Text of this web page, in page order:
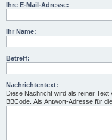
Ihre E-Mail-Adresse:
Ihr Name:
Betreff:
Nachrichtentext:
Diese Nachricht wird als reiner
BBCode. Als Antwort-Adresse für